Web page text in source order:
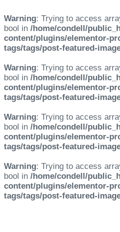
Warning: Trying to access
bool in /home/condell/
content/plugins/elementor-
tags/tags/post-featured-
Warning: Trying to access
bool in /home/condell/
content/plugins/elementor-
tags/tags/post-featured-
Warning: Trying to access
bool in /home/condell/
content/plugins/elementor-
tags/tags/post-featured-
Warning: Trying to access
bool in /home/condell/
content/plugins/elementor-
tags/tags/post-featured-